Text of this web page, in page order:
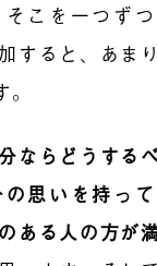
こを一つず
すると、あま
分ならどうする
思いを持っ
ある人の方が